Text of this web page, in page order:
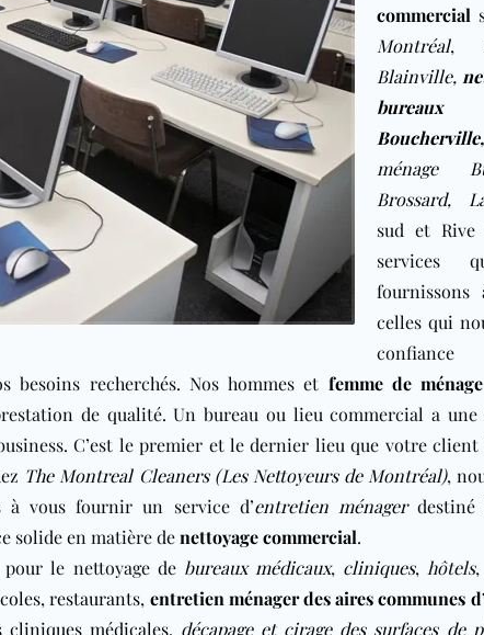
commercial
Montréal,
Blainville,
Boucherville
ménage
Brossard,
sud et Rive
services
celles qui
besoins recherchés. Noshommes et femme de ménage
de qualité. Un bureau ou lieu commercial a une
C’est le premier et le dernier lieu que votre client
The Montreal Cleaners (Les Nettoyeurs de Montréal),
à vous fournir un service d’entretien ménagerdestiné
solide en matière denettoyage commercial.
le nettoyage de bureaux médicaux, cliniques, hôtels,
,restaurants, entretien ménager des aires communes
cliniques médicales, décapage et cirage des surfaces de